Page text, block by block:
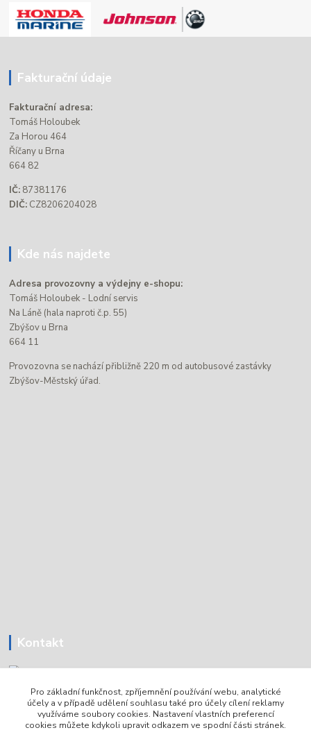
Fakturační údaje
Fakturační adresa:
Tomáš Holoubek
Za Horou 464
Říčany u Brna
664 82
IČ: 87381176
DIČ: CZ8206204028
Kde nás najdete
Adresa provozovny a výdejny e-shopu:
Tomáš Holoubek - Lodní servis
Na Láně (hala naproti č.p. 55)
Zbýšov u Brna
664 11
Provozovna se nachází přibližně 220 m od autobusové zastávky
Zbýšov-Městský úřad.
Kontakt
Tomáš Holoubek
+420736720979
Pro základní funkčnost, zpříjemnění používání webu, analytické
účely a v případě udělení souhlasu také pro účely cílení reklamy
využíváme soubory cookies. Nastavení vlastních preferencí
cookies můžete kdykoli upravit odkazem ve spodní části stránek.